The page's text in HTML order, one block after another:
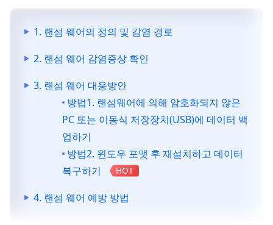
1. 랜섬 웨어의 정의 및 감염 경로
2. 랜섬 웨어 감염증상 확인
3. 랜섬 웨어 대응방안
방법1. 랜섬웨어에 의해 암호화되지 않은
PC 또는 이동식 저장장치(USB)에 데이터 백
업하기
방법2. 윈도우 포맷 후 재설치하고 데이터
복구하기
HOT
4. 랜섬 웨어 예방 방법